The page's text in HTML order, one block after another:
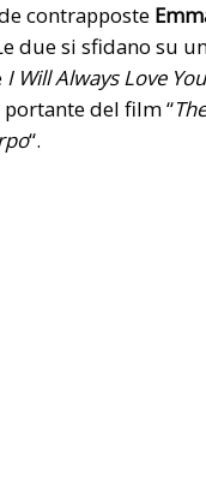
contrapposte
due si sfidano su
I Will Always Love You
del film “
“.